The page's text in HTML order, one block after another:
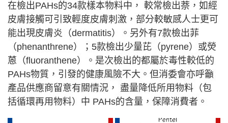
在檢出PAHs的34款樣本物料中， 較常檢出萘，如經
皮膚接觸可引致輕度皮膚刺激，部分較敏感人士更可
能出現皮膚炎（dermatitis）。另外有7款檢出菲
（phenanthrene）；5款檢出少量芘（pyrene）或熒
蒽（fluoranthene）。是次檢出的都屬於毒性較低的
PAHs物質，引發的健康風險不大。但消委會亦呼籲
產品供應商留意有關情況， 盡量降低所用物料（包
括循環再用物料）中 PAHs的含量，保障消費者。